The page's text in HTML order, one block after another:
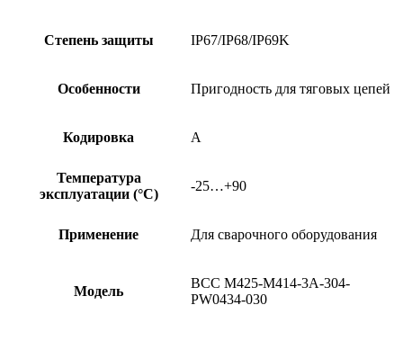
Степень защиты IP67/IP68/IP69K
Особенности Пригодность для тяговых цепей
Кодировка A
Температура
эксплуатации (°C)
-25…+90
Применение Для сварочного оборудования
Модель
BCC M425-M414-3A-304-
PW0434-030